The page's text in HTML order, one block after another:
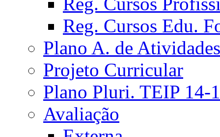
Reg. Cursos Edu.
Plano A. de Atividades
Projeto Curricular
Plano Pluri. TEIP 14-
Avaliação